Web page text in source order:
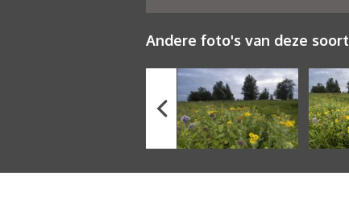
Andere foto's van deze soort